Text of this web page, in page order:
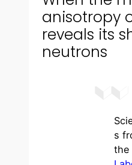
anisotropy
reveals its
neutrons
s
the